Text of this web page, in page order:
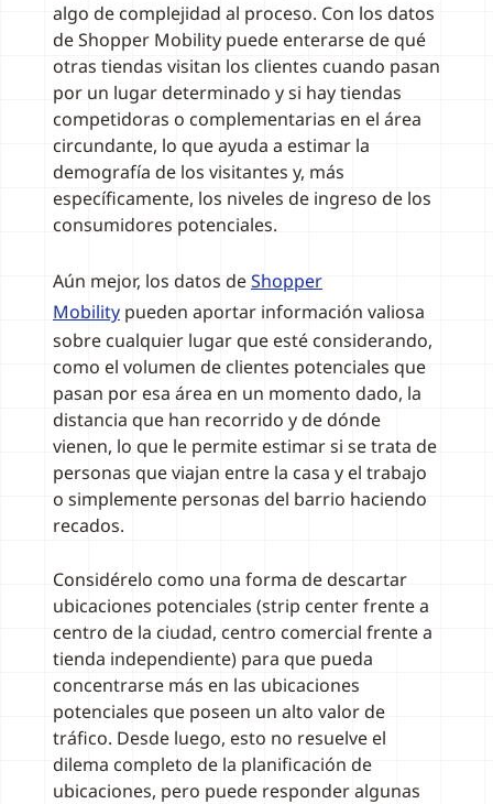
algo de complejidad al proceso. Con los datos
de Shopper Mobility puede enterarse de qué
otras tiendas visitan los clientes cuando pasan
por un lugar determinado y si hay tiendas
competidoras o complementarias en el área
circundante, lo que ayuda a estimar la
demografía de los visitantes y, más
específicamente, los niveles de ingreso de los
consumidores potenciales.
Aún mejor, los datos deShopper
Mobility pueden aportar información valiosa
sobre cualquier lugar que esté considerando,
como el volumen de clientes potenciales que
pasan por esa área en un momento dado, la
distancia que han recorrido y de dónde
vienen, lo que le permite estimar si se trata de
personas que viajan entre la casa y el trabajo
o simplemente personas del barrio haciendo
recados.
Considérelo como una forma de descartar
ubicaciones potenciales (strip center frente a
centro de la ciudad, centro comercial frente a
tienda independiente) para que pueda
concentrarse más en las ubicaciones
potenciales que poseen un alto valor de
tráfico. Desde luego, esto no resuelve el
dilema completo de la planificación de
ubicaciones, pero puede responder algunas